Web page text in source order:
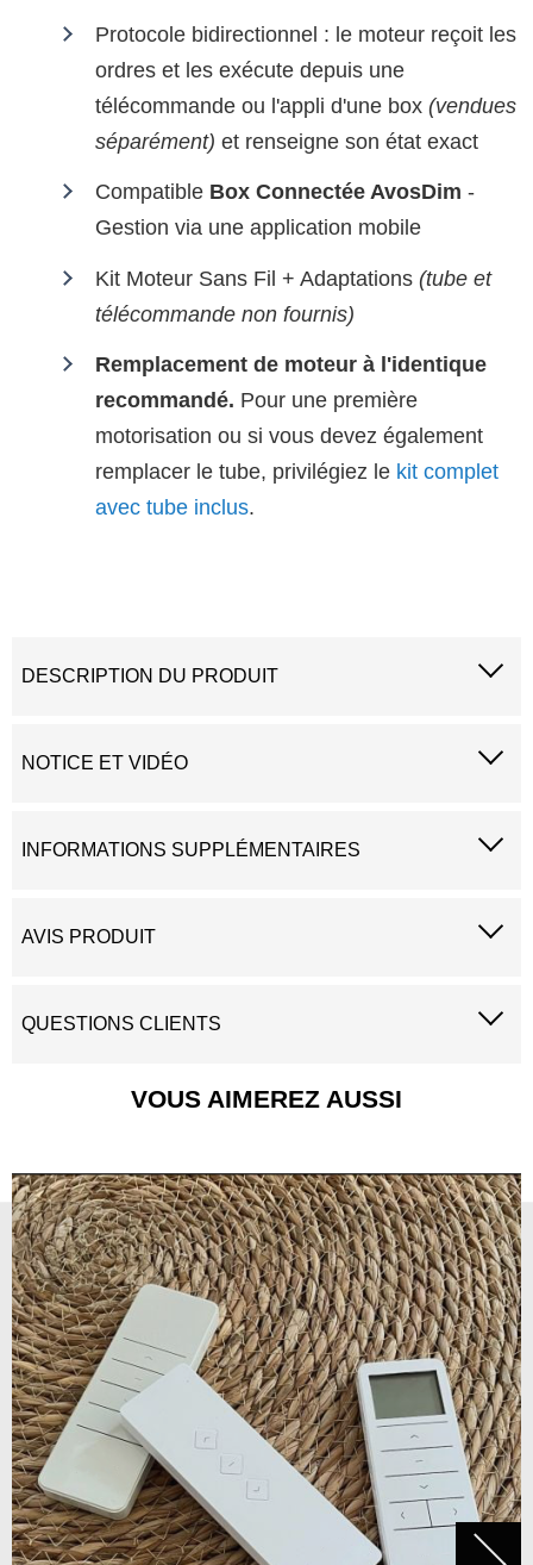
Protocole bidirectionnel : le moteur reçoit les
ordres et les exécute depuis une
télécommande ou l'appli d'une box (vendues
séparément) et renseigne son état exact
Compatible Box Connectée AvosDim -
Gestion via une application mobile
Kit Moteur Sans Fil + Adaptations (tube et
télécommande non fournis)
Remplacement de moteur à l'identique
recommandé. Pour une première
motorisation ou si vous devez également
remplacer le tube, privilégiez le kit complet
avec tube inclus.
DESCRIPTION DU PRODUIT
NOTICE ET VIDÉO
INFORMATIONS SUPPLÉMENTAIRES
AVIS PRODUIT
QUESTIONS CLIENTS
VOUS AIMEREZ AUSSI